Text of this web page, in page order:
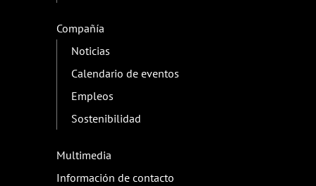
Compañía
Noticias
Calendario de eventos
Empleos
Sostenibilidad
Multimedia
Información de contacto